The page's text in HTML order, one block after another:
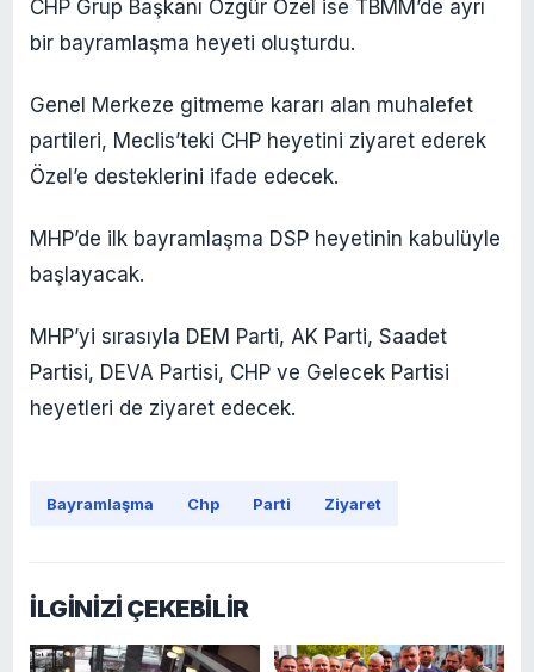
CHP Grup Başkanı Özgür Özel ise TBMM’de ayrı
bir bayramlaşma heyeti oluşturdu.
Genel Merkeze gitmeme kararı alan muhalefet
partileri, Meclis’teki CHP heyetini ziyaret ederek
Özel’e desteklerini ifade edecek.
MHP’de ilk bayramlaşma DSP heyetinin kabulüyle
başlayacak.
MHP’yi sırasıyla DEM Parti, AK Parti, Saadet
Partisi, DEVA Partisi, CHP ve Gelecek Partisi
heyetleri de ziyaret edecek.
Bayramlaşma Chp Parti Ziyaret
İLGİNİZİ ÇEKEBİLİR